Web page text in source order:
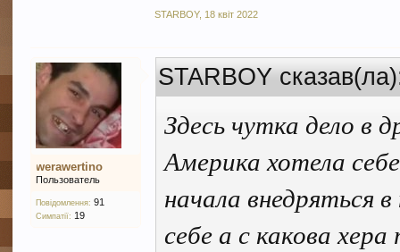
STARBOY, 18 квіт 2022
werawertino
Пользователь
Повідомлення: 91
Симпатії: 19
STARBOY
Здесь чутка дело в
Америка хотела
начала внедряться
себе а с какова